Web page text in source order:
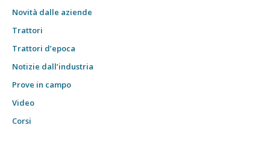
Novità dalle aziende
Trattori
Trattori d’epoca
Notizie dall’industria
Prove in campo
Video
Corsi